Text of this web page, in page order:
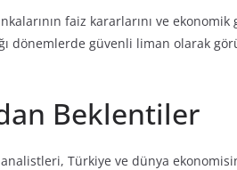
faiz kararlarını ve
dönemlerde güvenli liman olarak
Beklentiler
Türkiye ve dünya